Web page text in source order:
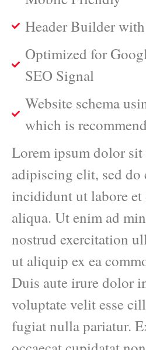
Header Builder
Optimized for
SEO Signal
Website schema
which is
Lorem ipsum dolor sit
adipiscing elit, sed do
incididunt ut labore et
aliqua. Ut enim ad
nostrud exercitation
ut aliquip ex ea
Duis aute irure dolor
voluptate velit esse
fugiat nulla pariatur.